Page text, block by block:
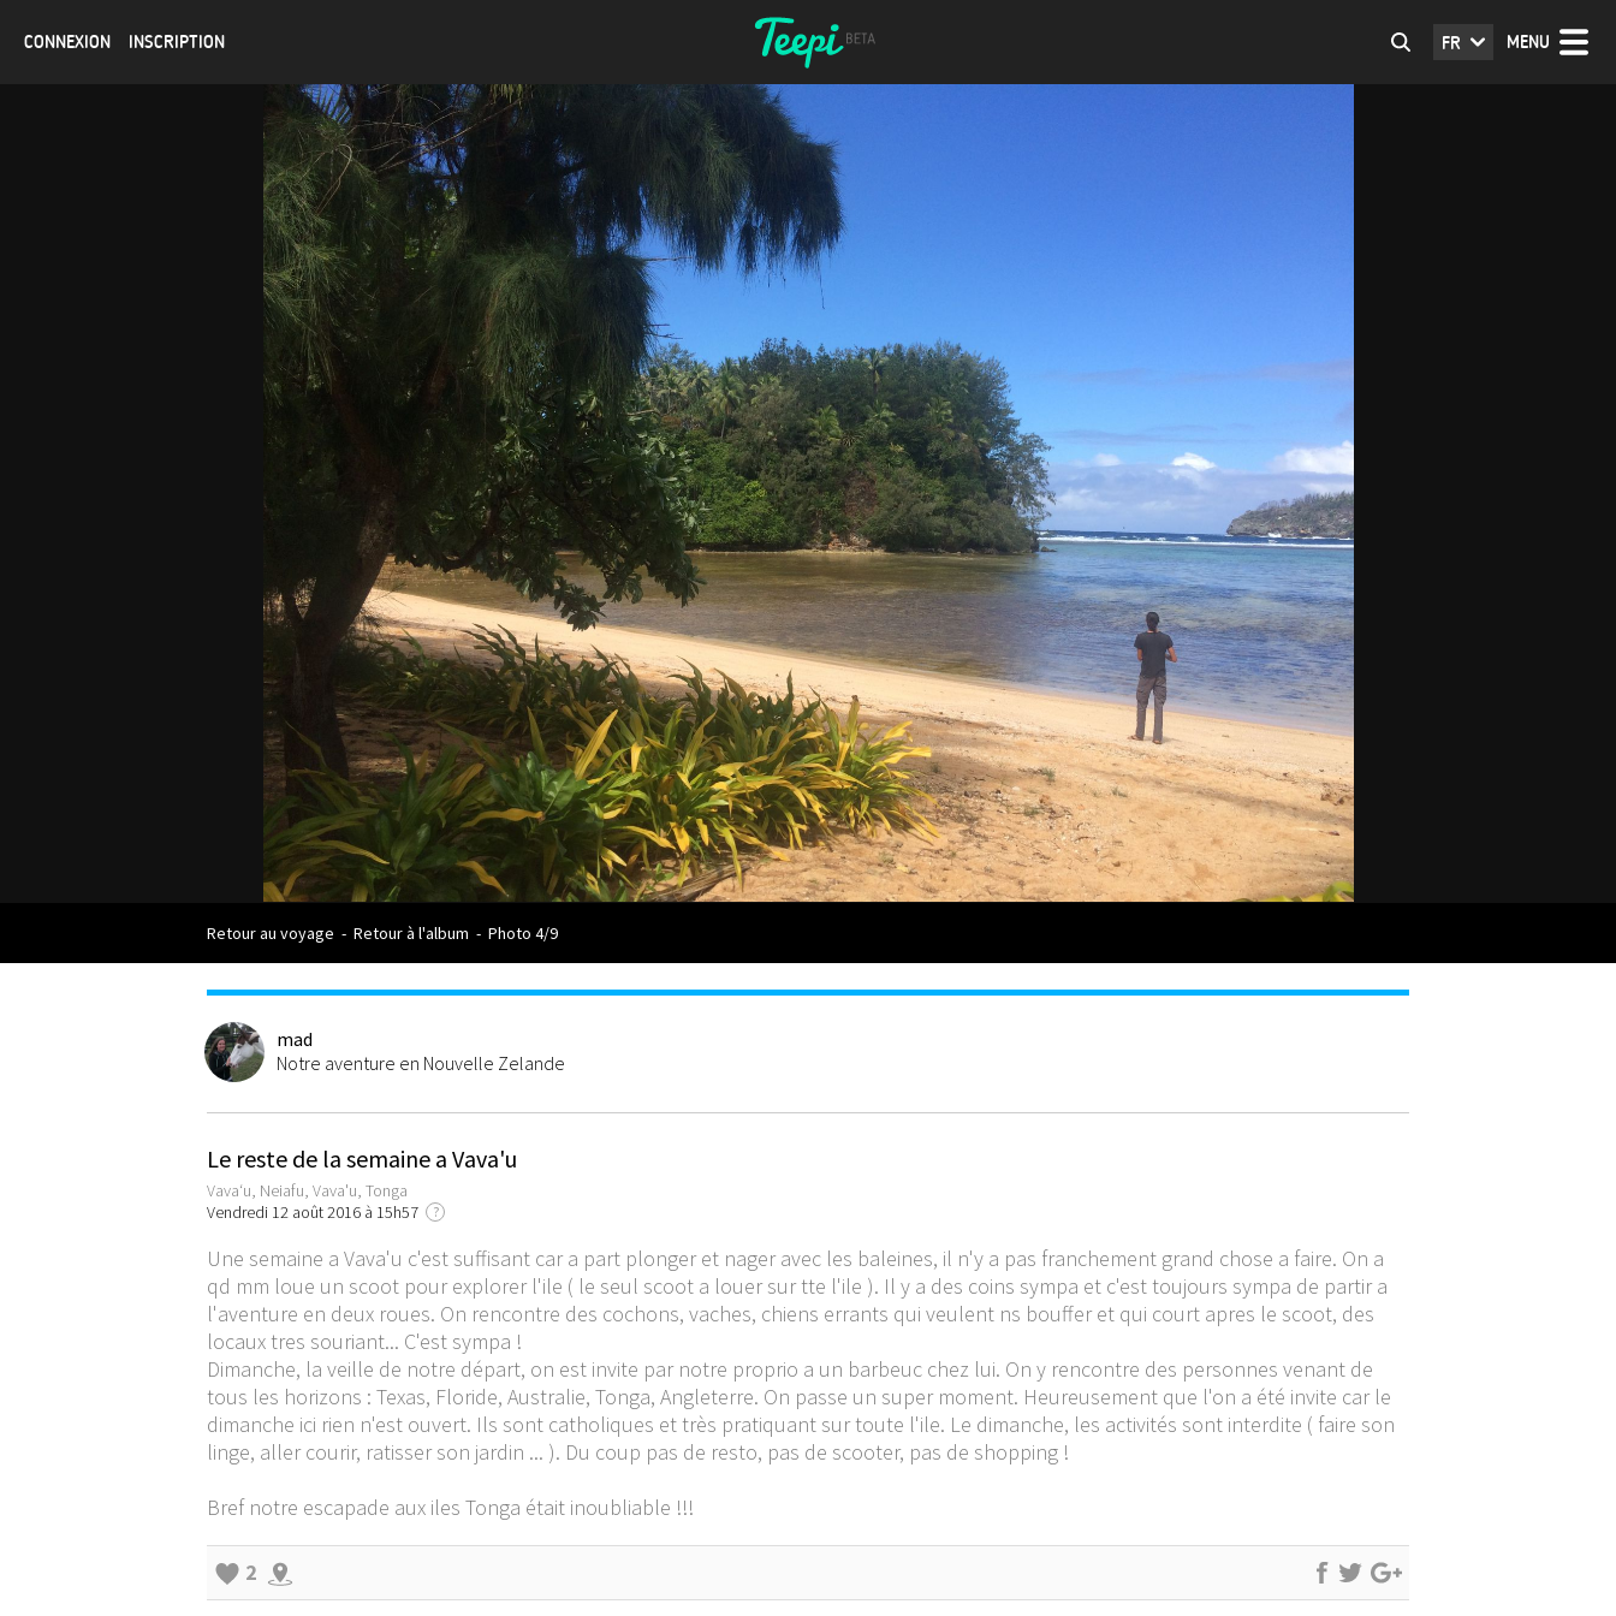
CONNEXION INSCRIPTION MENU
FR
Retour au voyage - Retour à l'album - Photo 4/9
mad
Notre aventure en Nouvelle Zelande
Le reste de la semaine a Vava'u
Vavaʻu, Neiafu, Vava'u, Tonga
Vendredi 12 août 2016 à 15h57
?
Une semaine a Vava'u c'est suffisant car a part plonger et nager avec les baleines, il n'y a pas franchement grand chose a faire. On a
qd mm loue un scoot pour explorer l'ile ( le seul scoot a louer sur tte l'ile ). Il y a des coins sympa et c'est toujours sympa de partir a
l'aventure en deux roues. On rencontre des cochons, vaches, chiens errants qui veulent ns bouffer et qui court apres le scoot, des
locaux tres souriant... C'est sympa !
Dimanche, la veille de notre départ, on est invite par notre proprio a un barbeuc chez lui. On y rencontre des personnes venant de
tous les horizons : Texas, Floride, Australie, Tonga, Angleterre. On passe un super moment. Heureusement que l'on a été invite car le
dimanche ici rien n'est ouvert. Ils sont catholiques et très pratiquant sur toute l'ile. Le dimanche, les activités sont interdite ( faire son
linge, aller courir, ratisser son jardin ... ). Du coup pas de resto, pas de scooter, pas de shopping !
Bref notre escapade aux iles Tonga était inoubliable !!!
2